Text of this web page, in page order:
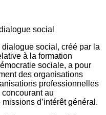
social, créé par la
à la formation
sociale, a pour
des organisations
professionnelles
au
d’intérêt général.